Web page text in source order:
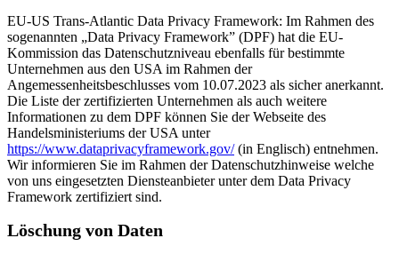
EU-US Trans-Atlantic Data Privacy Framework: Im Rahmen des
sogenannten „Data Privacy Framework” (DPF) hat die EU-
Kommission das Datenschutzniveau ebenfalls für bestimmte
Unternehmen aus den USA im Rahmen der
Angemessenheitsbeschlusses vom 10.07.2023 als sicher anerkannt.
Die Liste der zertifizierten Unternehmen als auch weitere
Informationen zu dem DPF können Sie der Webseite des
Handelsministeriums der USA unter
https://www.dataprivacyframework.gov/(in Englisch) entnehmen.
Wir informieren Sie im Rahmen der Datenschutzhinweise welche
von uns eingesetzten Diensteanbieter unter dem Data Privacy
Framework zertifiziert sind.
Löschung von Daten